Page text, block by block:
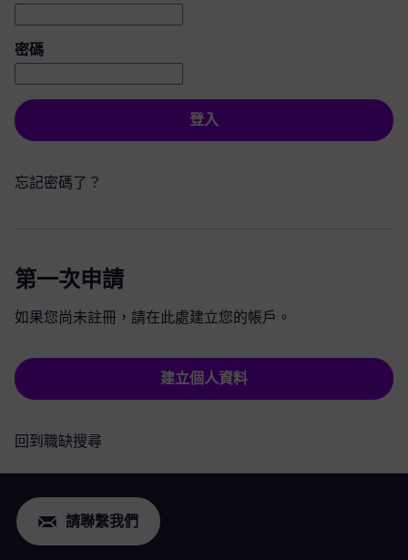
密碼
登入
忘記密碼了？
第一次申請
如果您尚未註冊，請在此處建立您的帳戶。
建立個人資料
回到職缺搜尋
請聯繫我們